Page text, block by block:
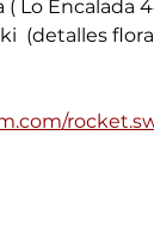
( Lo Encalada
(detalles